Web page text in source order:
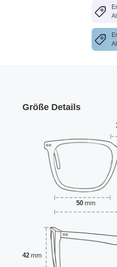
Größe Details
50 mm
42 mm